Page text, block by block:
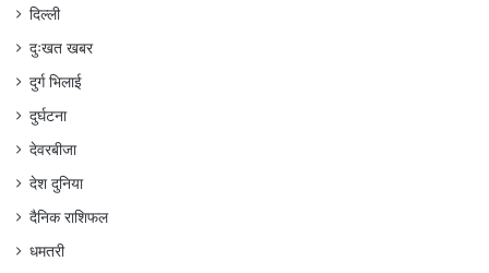
दिल्ली
दुःखत खबर
दुर्ग भिलाई
दुर्घटना
देवरबीजा
देश दुनिया
दैनिक राशिफल
धमतरी